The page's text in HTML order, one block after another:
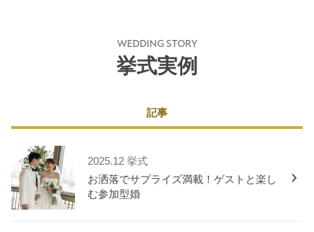
WEDDING STORY
挙式実例
記事
2025.12 挙式
お洒落でサプライズ満載！ゲストと楽し
む参加型婚